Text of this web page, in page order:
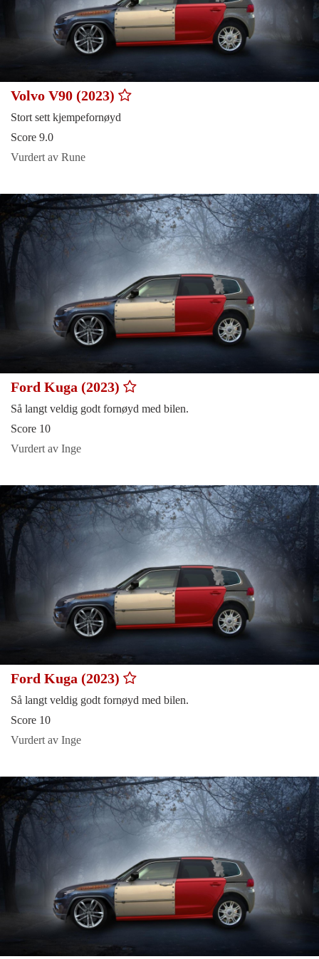
Volvo V90 (2023)
Stort sett kjempefornøyd
Score 9.0
Vurdert av Rune
Ford Kuga (2023)
Så langt veldig godt fornøyd med bilen.
Score 10
Vurdert av Inge
Ford Kuga (2023)
Så langt veldig godt fornøyd med bilen.
Score 10
Vurdert av Inge